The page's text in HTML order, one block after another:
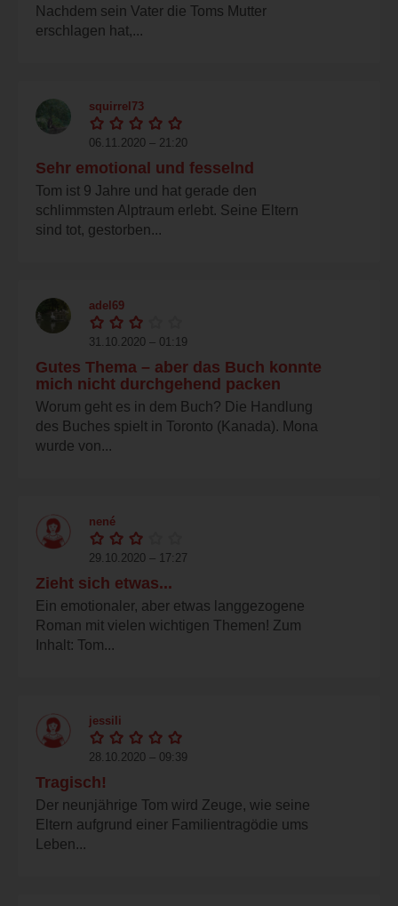
Nachdem sein Vater die Toms Mutter
erschlagen hat,...
squirrel73
06.11.2020 – 21:20
Sehr emotional und fesselnd
Tom ist 9 Jahre und hat gerade den
schlimmsten Alptraum erlebt. Seine Eltern
sind tot, gestorben...
adel69
31.10.2020 – 01:19
Gutes Thema – aber das Buch konnte
mich nicht durchgehend packen
Worum geht es in dem Buch? Die Handlung
des Buches spielt in Toronto (Kanada). Mona
wurde von...
nené
29.10.2020 – 17:27
Zieht sich etwas...
Ein emotionaler, aber etwas langgezogene
Roman mit vielen wichtigen Themen! Zum
Inhalt: Tom...
jessili
28.10.2020 – 09:39
Tragisch!
Der neunjährige Tom wird Zeuge, wie seine
Eltern aufgrund einer Familientragödie ums
Leben...